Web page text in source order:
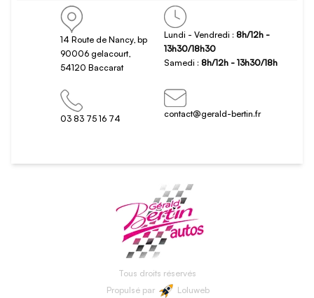
14 Route de Nancy, bp
90006 gelacourt,
54120 Baccarat
Lundi - Vendredi : 8h/12h -
13h30/18h30
Samedi : 8h/12h - 13h30/18h
03 83 75 16 74 contact@gerald-bertin.fr
Tous droits réservés
Propulsé par
Loluweb